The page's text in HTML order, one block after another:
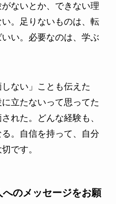
ないとか、できない理
。足りないものは、転
い。必要なのは、学ぶ
しない」ことも伝えた
立たないって思ってた
れた。どんな経験も、
。自信を持って、自分
です。
のメッセージをお願